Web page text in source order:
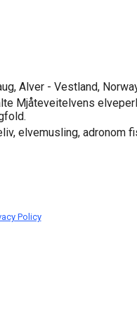
Alver - Vestland,
Mjåteveitelvens
elvemusling, adronom
Policy